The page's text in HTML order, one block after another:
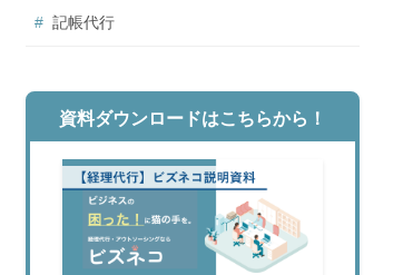
記帳代行
資料ダウンロードはこちらから！